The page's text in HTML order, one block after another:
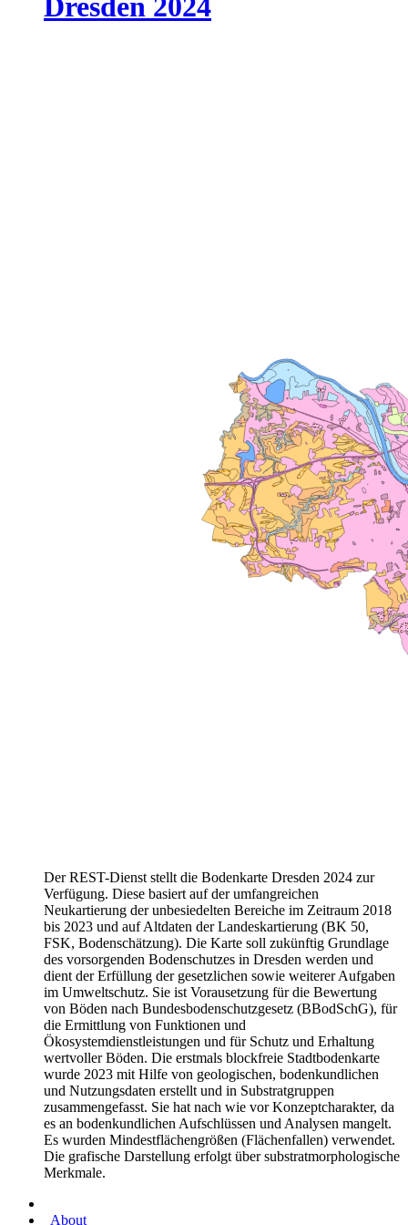
Der REST-Dienst stellt die Bodenkarte Dresden 2024 zur
Verfügung. Diese basiert auf der umfangreichen
Neukartierung der unbesiedelten Bereiche im Zeitraum 2018
bis 2023 und auf Altdaten der Landeskartierung (BK 50,
FSK, Bodenschätzung). Die Karte soll zukünftig Grundlage
des vorsorgenden Bodenschutzes in Dresden werden und
dient der Erfüllung der gesetzlichen sowie weiterer Aufgaben
im Umweltschutz. Sie ist Vorausetzung für die Bewertung
von Böden nach Bundesbodenschutzgesetz (BBodSchG), für
die Ermittlung von Funktionen und
Ökosystemdienstleistungen und für Schutz und Erhaltung
wertvoller Böden. Die erstmals blockfreie Stadtbodenkarte
wurde 2023 mit Hilfe von geologischen, bodenkundlichen
und Nutzungsdaten erstellt und in Substratgruppen
zusammengefasst. Sie hat nach wie vor Konzeptcharakter, da
es an bodenkundlichen Aufschlüssen und Analysen mangelt.
Es wurden Mindestflächengrößen (Flächenfallen) verwendet.
Die grafische Darstellung erfolgt über substratmorphologische
Merkmale.
About